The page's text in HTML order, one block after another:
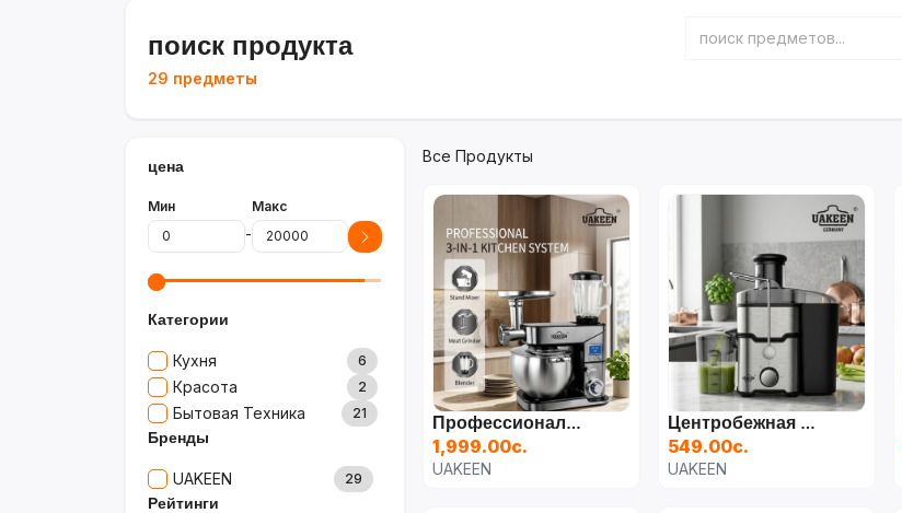
поиск продукта
29 предметы
цена
Мин
-
Макс
Категории
Кухня 6
Красота 2
Бытовая Техника 21
Бренды
UAKEEN 29
Рейтинги
Все Продукты
Профессиональный Кухонный Комбайн 3 В 1 UAKEEN ZL-1608 (3000 Вт, 12 Л)
1,999.00с.
UAKEEN
Центробежная Соковыжималка UAKEEN ZL-702 (800 Вт)
549.00с.
UAKEEN